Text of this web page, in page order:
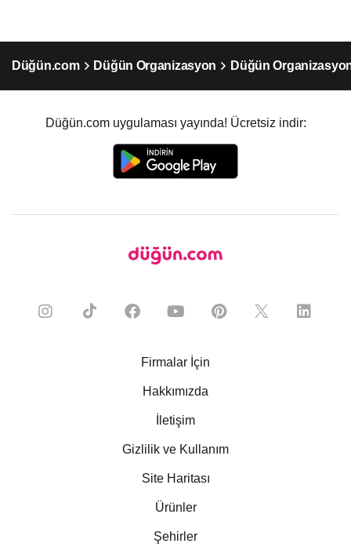
Düğün.com Düğün Organizasyon Düğün
Düğün.com uygulaması yayında! Ücretsiz indir:
Firmalar İçin
Hakkımızda
İletişim
Gizlilik ve Kullanım
Site Haritası
Ürünler
Şehirler